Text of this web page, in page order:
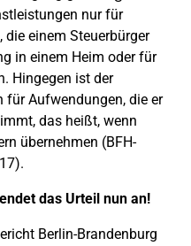
nur für
einem Steuerbürger
in einem Heim oder für
Hingegen ist der
für Aufwendungen, die er
das heißt, wenn
übernehmen (BFH-
das Urteil nun an!
Berlin-Brandenburg